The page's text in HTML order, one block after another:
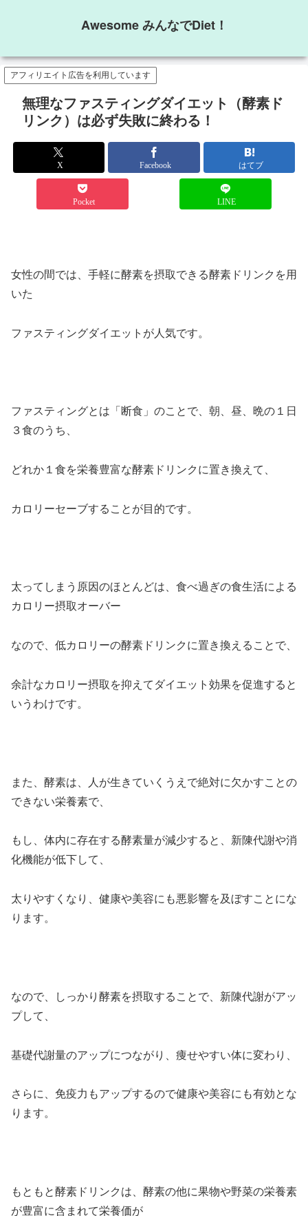
Awesome みんなでDiet！
アフィリエイト広告を利用しています
無理なファスティングダイエット（酵素ド
リンク）は必ず失敗に終わる！
X Facebook はてブ
Pocket LINE
女性の間では、手軽に酵素を摂取できる酵素ドリンクを用
いた
ファスティングダイエットが人気です。
ファスティングとは「断食」のことで、朝、昼、晩の１日
３食のうち、
どれか１食を栄養豊富な酵素ドリンクに置き換えて、
カロリーセーブすることが目的です。
太ってしまう原因のほとんどは、食べ過ぎの食生活による
カロリー摂取オーバー
なので、低カロリーの酵素ドリンクに置き換えることで、
余計なカロリー摂取を抑えてダイエット効果を促進すると
いうわけです。
また、酵素は、人が生きていくうえで絶対に欠かすことの
できない栄養素で、
もし、体内に存在する酵素量が減少すると、新陳代謝や消
化機能が低下して、
太りやすくなり、健康や美容にも悪影響を及ぼすことにな
ります。
なので、しっかり酵素を摂取することで、新陳代謝がアッ
プして、
基礎代謝量のアップにつながり、痩せやすい体に変わり、
さらに、免疫力もアップするので健康や美容にも有効とな
ります。
もともと酵素ドリンクは、酵素の他に果物や野菜の栄養素
が豊富に含まれて栄養価が